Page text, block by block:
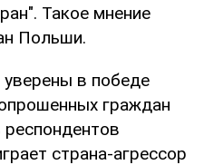
Такое мнение
Польши.
в победе
граждан
страна-агрессор